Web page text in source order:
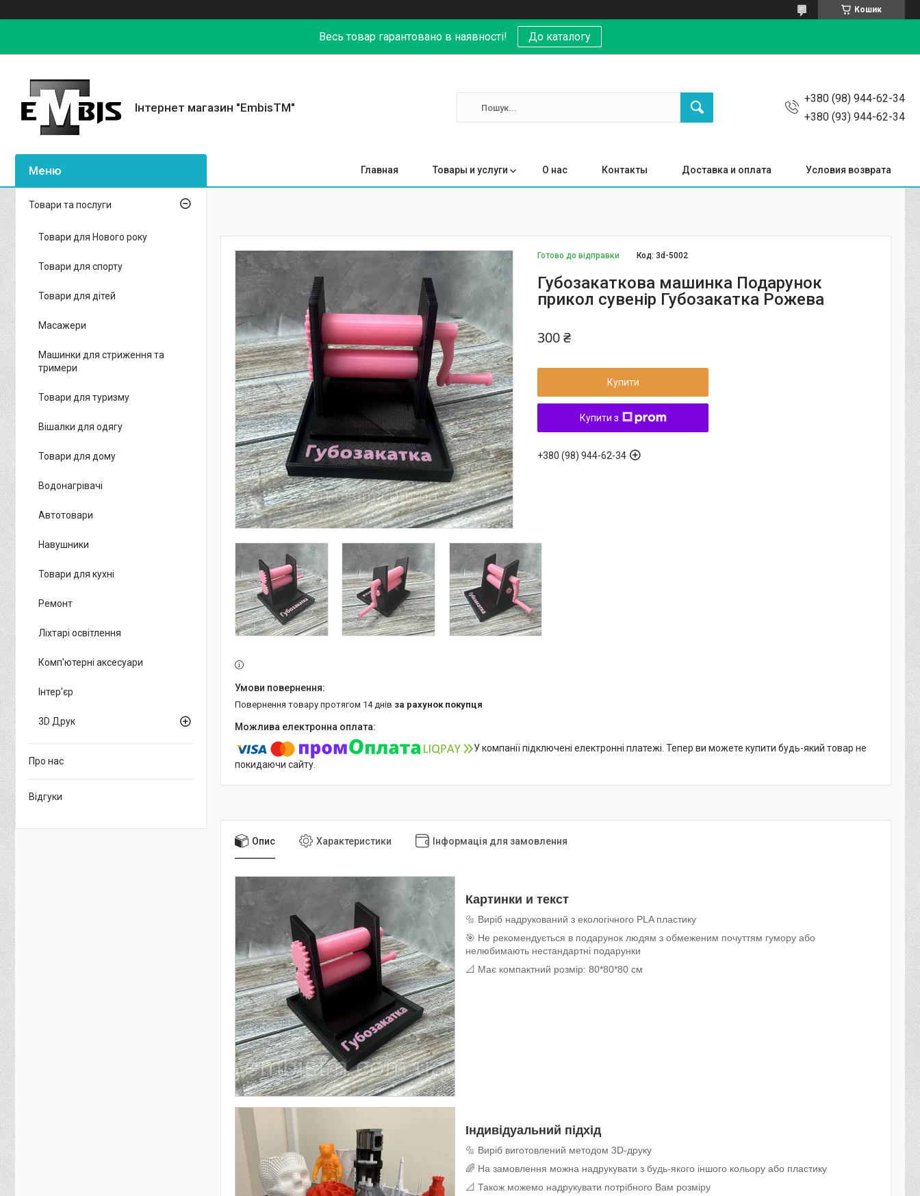
Кошик
Весь товар гарантовано в наявності! До каталогу
Інтернет магазин "EmbisTM"
+380 (98) 944-62-34
+380 (93) 944-62-34
Главная Товары и услуги О нас Контакты Доставка и оплата Условия возврата
Готово до відправки Код:3d-5002
Губозакаткова машинка Подарунок
прикол сувенір Губозакатка Рожева
300 ₴
Купити
Купити з
+380 (98) 944-62-34
повернення товару протягом 14 днів за рахунок покупця
У компанії підключені електронні платежі. Тепер ви можете купити будь-який товар не
покидаючи сайту.
Опис Характеристики Інформація для замовлення
Картинки и текст
🔩 Виріб надрукований з екологічного PLA пластику
🎯 Не рекомендується в подарунок людям з обмеженим почуттям гумору або
нелюбимають нестандартні подарунки
📐 Має компактний розмір: 80*80*80 см
Індивідуальний підхід
🔩 Виріб виготовлений методом 3D-друку
🌈 На замовлення можна надрукувати з будь-якого іншого кольору або пластику
📐 Також можемо надрукувати потрібного Вам розміру
Товари та послуги
Товари для Нового року
Товари для спорту
Товари для дітей
Масажери
Машинки для стриження та
тримери
Товари для туризму
Вішалки для одягу
Товари для дому
Водонагрівачі
Автотовари
Навушники
Товари для кухні
Ремонт
Ліхтарі освітлення
Комп'ютерні аксесуари
Інтер'єр
3D Друк
Про нас
Відгуки